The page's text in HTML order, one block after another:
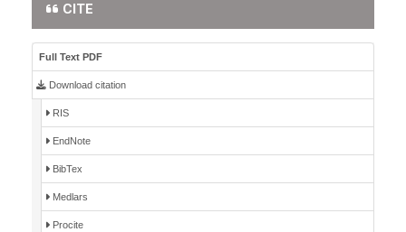
CITE
Full Text PDF
Download citation
RIS
EndNote
BibTex
Medlars
Procite